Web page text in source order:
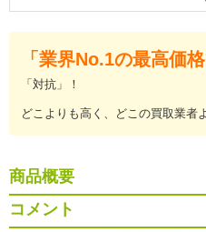
「業界No.1の最高価
「対抗」！
どこよりも高く、どこの買取業者
商品概要
コメント